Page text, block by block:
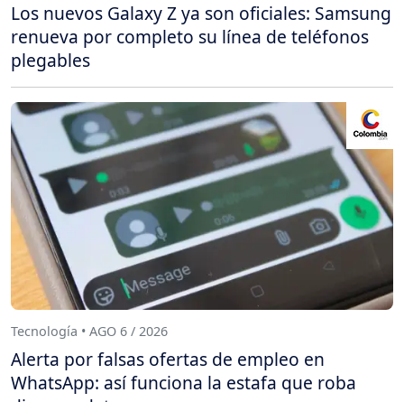
Los nuevos Galaxy Z ya son oficiales: Samsung
renueva por completo su línea de teléfonos
plegables
Tecnología • AGO 6 / 2026
Alerta por falsas ofertas de empleo en
WhatsApp: así funciona la estafa que roba